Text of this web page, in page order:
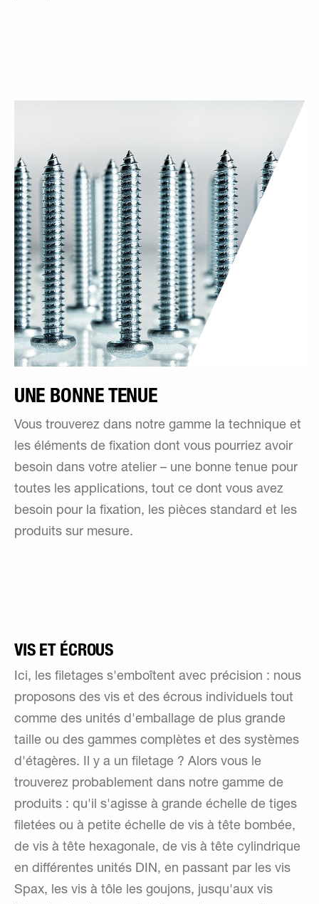
UNE BONNE TENUE
Vous trouverez dans notre gamme la technique et
les éléments de fixation dont vous pourriez avoir
besoin dans votre atelier – une bonne tenue pour
toutes les applications, tout ce dont vous avez
besoin pour la fixation, les pièces standard et les
produits sur mesure.
VIS ET ÉCROUS
Ici, les filetages s'emboîtent avec précision : nous
proposons des vis et des écrous individuels tout
comme des unités d'emballage de plus grande
taille ou des gammes complètes et des systèmes
d'étagères. Il y a un filetage ? Alors vous le
trouverez probablement dans notre gamme de
produits : qu'il s'agisse à grande échelle de tiges
filetées ou à petite échelle de vis à tête bombée,
de vis à tête hexagonale, de vis à tête cylindrique
en différentes unités DIN, en passant par les vis
Spax, les vis à tôle les goujons, jusqu'aux vis